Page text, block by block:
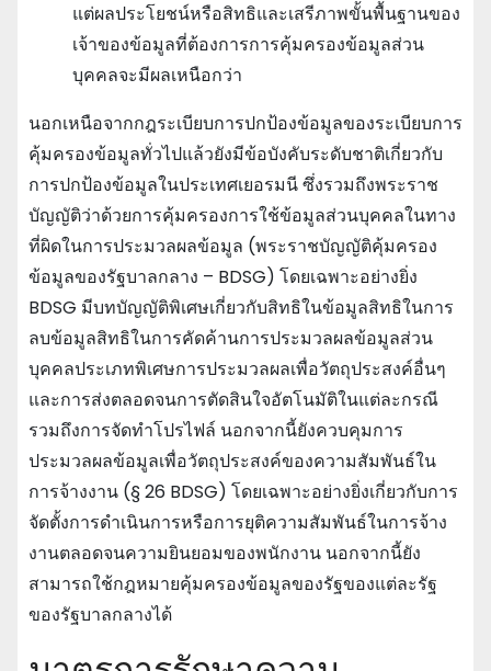
แต่ผลประโยชน์หรือสิทธิและเสรีภาพขั้นพื้นฐานของ
เจ้าของข้อมูลที่ต้องการการคุ้มครองข้อมูลส่วน
บุคคลจะมีผลเหนือกว่า
นอกเหนือจากกฎระเบียบการปกป้องข้อมูลของระเบียบการ
คุ้มครองข้อมูลทั่วไปแล้วยังมีข้อบังคับระดับชาติเกี่ยวกับ
การปกป้องข้อมูลในประเทศเยอรมนี ซึ่งรวมถึงพระราช
บัญญัติว่าด้วยการคุ้มครองการใช้ข้อมูลส่วนบุคคลในทาง
ที่ผิดในการประมวลผลข้อมูล (พระราชบัญญัติคุ้มครอง
ข้อมูลของรัฐบาลกลาง – BDSG) โดยเฉพาะอย่างยิ่ง
BDSG มีบทบัญญัติพิเศษเกี่ยวกับสิทธิในข้อมูลสิทธิในการ
ลบข้อมูลสิทธิในการคัดค้านการประมวลผลข้อมูลส่วน
บุคคลประเภทพิเศษการประมวลผลเพื่อวัตถุประสงค์อื่นๆ
และการส่งตลอดจนการตัดสินใจอัตโนมัติในแต่ละกรณี
รวมถึงการจัดทําโปรไฟล์ นอกจากนี้ยังควบคุมการ
ประมวลผลข้อมูลเพื่อวัตถุประสงค์ของความสัมพันธ์ใน
การจ้างงาน (§ 26 BDSG) โดยเฉพาะอย่างยิ่งเกี่ยวกับการ
จัดตั้งการดําเนินการหรือการยุติความสัมพันธ์ในการจ้าง
งานตลอดจนความยินยอมของพนักงาน นอกจากนี้ยัง
สามารถใช้กฎหมายคุ้มครองข้อมูลของรัฐของแต่ละรัฐ
ของรัฐบาลกลางได้